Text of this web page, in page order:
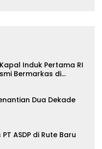
Induk Pertama RI
Bermarkas di
Dua Dekade
ASDP di Rute Baru